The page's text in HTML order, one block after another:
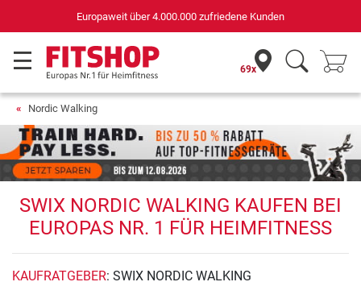
Europaweit über 4.000.000 zufriedene Kunden
69x
Nordic Walking
SWIX NORDIC WALKING KAUFEN BEI
EUROPAS NR. 1 FÜR HEIMFITNESS
KAUFRATGEBER: SWIX NORDIC WALKING